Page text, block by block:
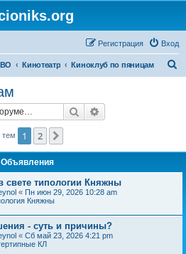
Вход
Регистрация
Кинотеатр Киноклуб по пяницам
Поиск
тем 1 2
Объявления
свете типологии Княжны
« Пн июн 29, 2026 10:28 am
Княжны
- суть и причины?
« Сб май 23, 2026 4:21 pm
КЛ